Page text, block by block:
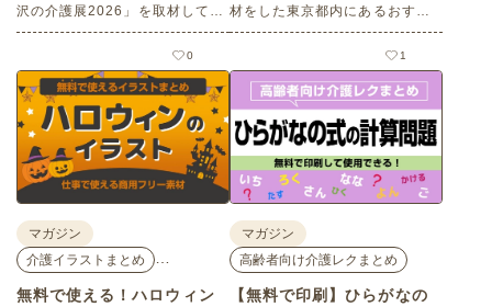
沢の介護展2026」を取材してき
ました。医師による人気講演か
ら、気軽に参加できるミニ講
座、体験型の企業ブースまで、
介護・医療・健康の“学び・体
験・相談”が一度にできる、見ど
ころ満載のイベントの様子をレ
ポートします。
0
材をした東京都内にあるおすす
めの梅の名所を５選紹介しま
す。見どころはもちろんのこと
バリアフリーの設備面について
も紹介しているので、介護施設
などでの外出アクティビティの
事前チェックの際にぜひ参考に
してください。
1
マガジン
介護イラストまとめ
無料で使える！ハロウィン
マガジン
高齢者向け介護レクまとめ
【無料で印刷】ひらがなの